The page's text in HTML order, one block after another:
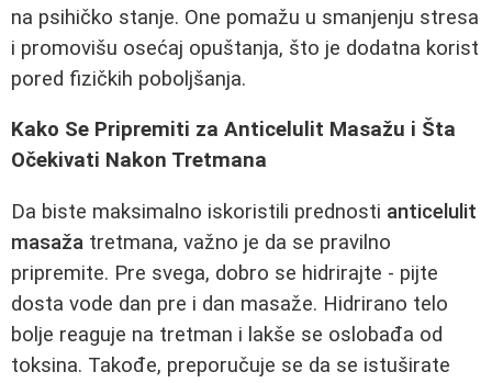
na psihičko stanje. One pomažu u smanjenju stresa
i promovišu osećaj opuštanja, što je dodatna korist
pored fizičkih poboljšanja.
Kako Se Pripremiti za Anticelulit Masažu i Šta
Očekivati Nakon Tretmana
Da biste maksimalno iskoristili prednosti anticelulit
masaža tretmana, važno je da se pravilno
pripremite. Pre svega, dobro se hidrirajte - pijte
dosta vode dan pre i dan masaže. Hidrirano telo
bolje reaguje na tretman i lakše se oslobađa od
toksina. Takođe, preporučuje se da se istuširate